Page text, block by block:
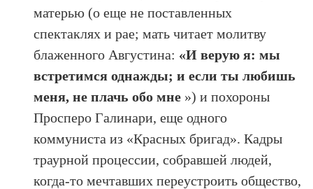
матерью (о еще не поставленных
спектаклях и рае; мать читает молитву
блаженного Августина: «И верую я: мы
встретимся однажды; и если ты любишь
меня, не плачь обо мне ») и похороны
Просперо Галинари, еще одного
коммуниста из «Красных бригад». Кадры
траурной процессии, собравшей людей,
когда-то мечтавших переустроить общество,